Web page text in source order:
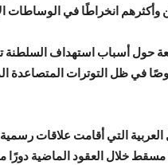
انخراطًا في الوساطات
حول أسباب استهداف السلطنة
في ظل التوترات المتصاعدة
التي أقامت علاقات رسمية
1833، كما لعبت مسقط خلال العقود